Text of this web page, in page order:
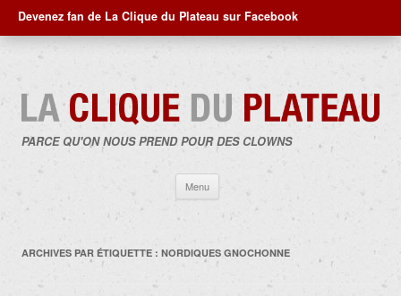
Devenez fan de La Clique du Plateau sur Facebook
PARCE QU'ON NOUS PREND POUR DES CLOWNS
Menu
contenu
ARCHIVES PAR ÉTIQUETTE : NORDIQUES GNOCHONNE